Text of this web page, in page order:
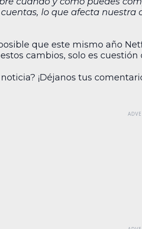
lo que afecta
que este mismo año
cambios, solo es cuestión
¡Déjanos tus